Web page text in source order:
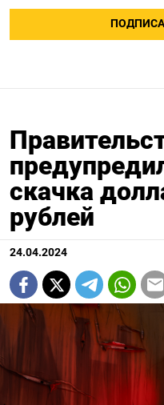
скачка
рублей
24.04.2024